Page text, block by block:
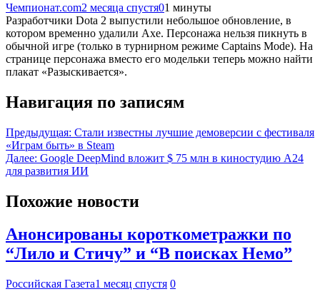
Чемпионат.com2 месяца спустя01 минуты
Разработчики Dota 2 выпустили небольшое обновление, в
котором временно удалили Axe. Персонажа нельзя пикнуть в
обычной игре (только в турнирном режиме Captains Mode). На
странице персонажа вместо его модельки теперь можно найти
плакат «Разыскивается».
Навигация по записям
Предыдущая: Стали известны лучшие демоверсии с фестиваля
«Играм быть» в Steam
Далее: Google DeepMind вложит $ 75 млн в киностудию A24
для развития ИИ
Похожие новости
Анонсированы короткометражки по
“Лило и Стичу” и “В поисках Немо”
Российская Газета1 месяц спустя 0